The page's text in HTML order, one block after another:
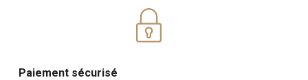
Paiement sécurisé